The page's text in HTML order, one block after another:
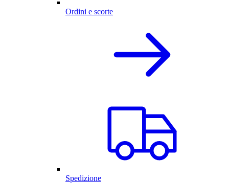
Ordini e scorte
Spedizione